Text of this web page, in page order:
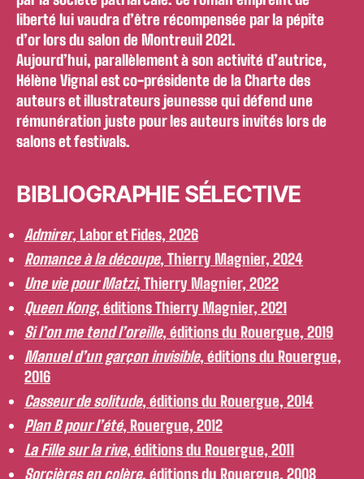
liberté lui vaudra d’être récompensée par la pépite
d’or lors du salon de Montreuil 2021.
Aujourd’hui, parallèlement à son activité d’autrice,
Hélène Vignal est co-présidente de la Charte des
auteurs et illustrateurs jeunesse qui défend une
rémunération juste pour les auteurs invités lors de
salons et festivals.
BIBLIOGRAPHIE SÉLECTIVE
Admirer, Labor et Fides, 2026
Romance à la découpe, Thierry Magnier, 2024
Une vie pour Matzi, Thierry Magnier, 2022
Queen Kong, éditions Thierry Magnier, 2021
Si l’on me tend l’oreille, éditions du Rouergue, 2019
Manuel d’un garçon invisible, éditions du Rouergue,
2016
Casseur de solitude, éditions du Rouergue, 2014
Plan B pour l’été, Rouergue, 2012
La Fille sur la rive, éditions du Rouergue, 2011
Sorcières en colère, éditions du Rouergue, 2008